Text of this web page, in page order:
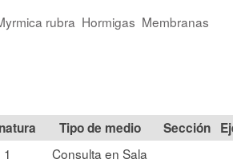
rubra Hormigas Membranas
Tipo de medio Sección
1 Consulta en Sala